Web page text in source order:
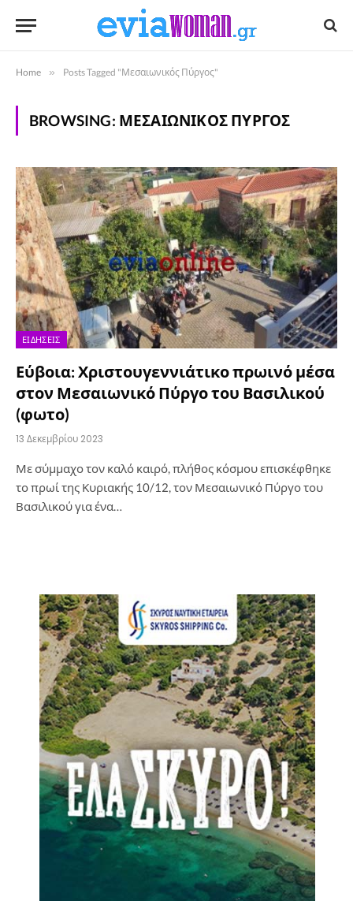
Home » Posts Tagged "Μεσαιωνικός Πύργος"
BROWSING: ΜΕΣΑΙΩΝΙΚΌΣ ΠΎΡΓΟΣ
ΕΙΔΉΣΕΙΣ
Εύβοια: Χριστουγεννιάτικο πρωινό μέσα
στον Μεσαιωνικό Πύργο του Βασιλικού
(φωτο)
13 Δεκεμβρίου 2023
Με σύμμαχο τον καλό καιρό, πλήθος κόσμου επισκέφθηκε
το πρωί της Κυριακής 10/12, τον Μεσαιωνικό Πύργο του
Βασιλικού για ένα…